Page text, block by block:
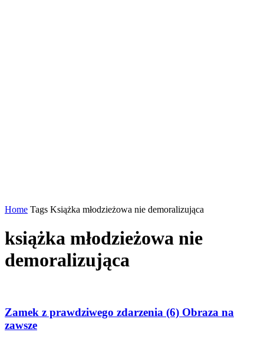
Home Tags Książka młodzieżowa nie demoralizująca
książka młodzieżowa nie
demoralizująca
Zamek z prawdziwego zdarzenia (6) Obraza na
zawsze